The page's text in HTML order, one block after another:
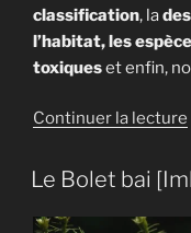
classification, la
l’habitat, les
toxiqueset enfin,
Continuer la lecture
Le Bolet bai